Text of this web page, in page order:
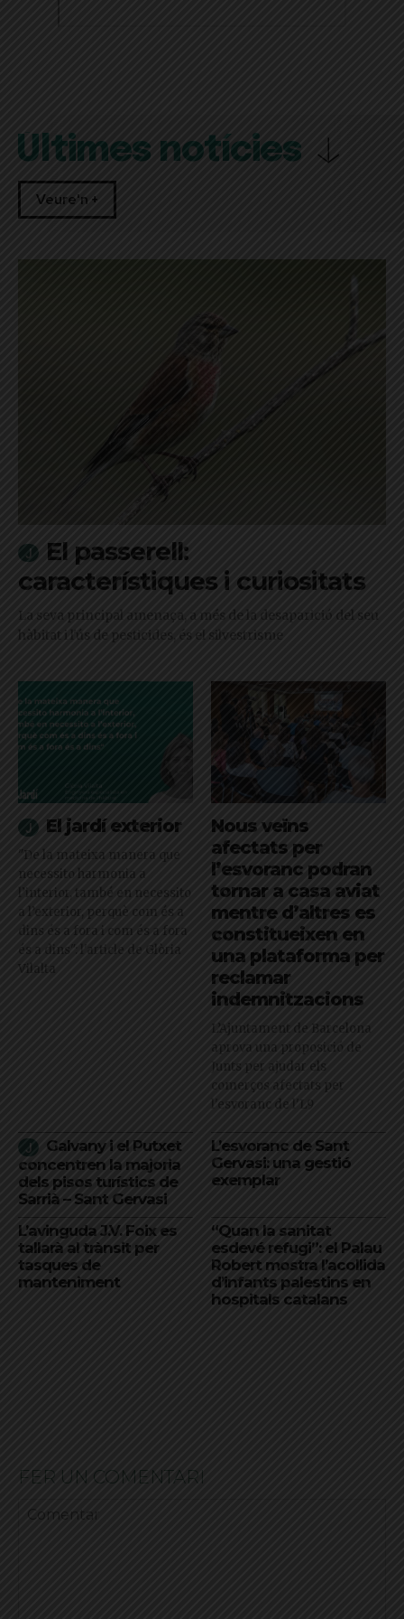
Últimes notícies
Veure'n +
El passerell:
característiques i curiositats
La seva principal amenaça, a més de la desaparició del seu
hàbitat i l'ús de pesticides, és el silvestrisme
El jardí exterior
"De la mateixa manera que
necessito harmonia a
l’interior, també en necessito
a l’exterior, perquè com és a
dins és a fora i com és a fora
és a dins": l'article de Glòria
Vilalta
Nous veïns
afectats per
l’esvoranc podran
tornar a casa aviat
mentre d’altres es
constitueixen en
una plataforma per
reclamar
indemnitzacions
L’Ajuntament de Barcelona
aprova una proposició de
Junts per ajudar els
comerços afectats per
l'esvoranc de l'L9
Galvany i el Putxet
concentren la majoria
dels pisos turístics de
Sarrià – Sant Gervasi
L’esvoranc de Sant
Gervasi: una gestió
exemplar
L’avinguda J.V. Foix es
tallarà al trànsit per
tasques de
manteniment
“Quan la sanitat
esdevé refugi”: el Palau
Robert mostra l’acollida
d’infants palestins en
hospitals catalans
FER UN COMENTARI